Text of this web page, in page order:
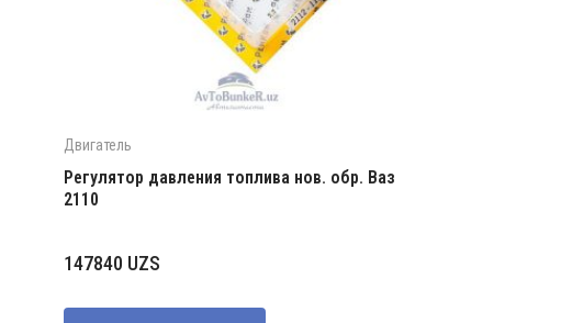
Двигатель
Регулятор давления топлива нов. обр. Ваз
2110
147840 UZS